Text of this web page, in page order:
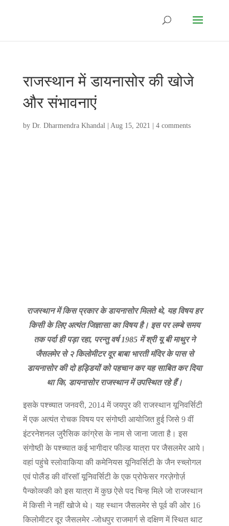
राजस्थान में डायनासोर की खोजे
और संभावनाएं
by Dr. Dharmendra Khandal| Aug 15, 2021 4 comments
राजस्थान में किस प्रकार के डायनासोर मिलते थे, यह विषय हर
किसी के लिए अत्यंत जिज्ञासा का विषय है। इस पर लम्बे समय
तक पर्दा ही पड़ा रहा, परन्तु वर्ष 1985 में श्री यू बी माथुर ने
जैसलमेर से २ किलोमीटर दूर बाबा भारती मंदिर के पास से
डायनासोर की दो हड्डियों को पहचान कर यह साबित कर दिया
था कि, डायनासोर राजस्थान में उपस्थित रहे हैं।
इसके पश्च्यात जनवरी, 2014 में जयपुर की राजस्थान यूनिवर्सिटी
में एक अत्यंत रोचक विषय पर संगोष्ठी आयोजित हुई जिसे 9 वीं
इंटरनेशनल जुरैसिक कांग्रेस के नाम से जाना जाता है। इस
संगोष्ठी के पश्च्यात कई भागीदार फील्ड यात्रा पर जैसलमेर आये।
वहां पहुंचे स्लोवाकिया की कमेनियस यूनिवर्सिटी के जैन स्च्लोगल
एवं पोलैंड की वॉरसॉ यूनिवर्सिटी के एक प्रोफेसर गरज़ेगोर्ज़
पैन्कोव्स्की को इस यात्रा में कुछ ऐसे पद चिन्ह मिले जो राजस्थान
में किसी ने नहीं खोजे थे। यह स्थान जैसलमेर से पूर्व की ओर 16
किलोमीटर दूर जैसलमेर -जोधपुर राजमार्ग से दक्षिण में स्थित थाट